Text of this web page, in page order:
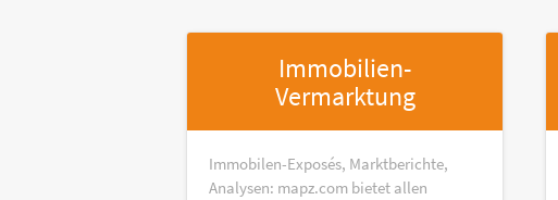
Immobilien-
Vermarktung
Immobilen-Exposés, Marktberichte,
Analysen: mapz.com bietet allen